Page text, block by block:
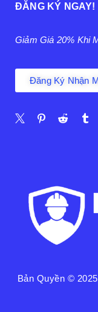
ĐĂNG KÝ NGAY!
Giảm Giá 20% Khi
Đăng Ký Nhận
Bản Quyền © 2025